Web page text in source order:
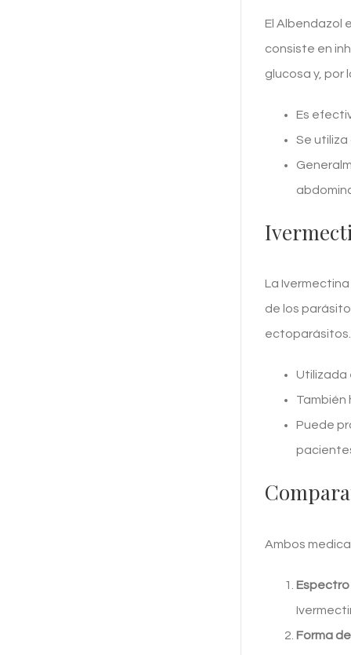
El Albendazol
consiste en
glucosa y, por
Es
Se
La
de los
ectoparásitos.
Utilizada
También
Puede
Ambos
Forma